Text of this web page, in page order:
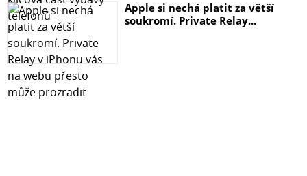
- robustní konstrukce MDF
- povrchová úprava černá dýha
#ShowMore#
Apple si nechá platit za větší
soukromí. Private Relay...